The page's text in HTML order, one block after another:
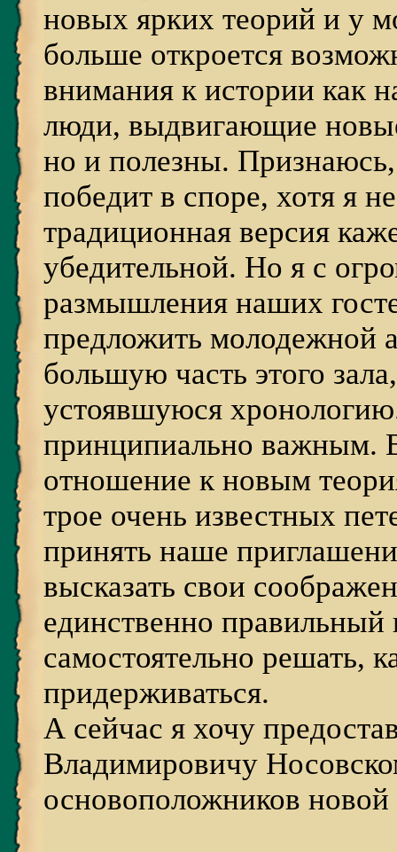
новых ярких теорий и у
больше откроется
внимания к истории как
люди, выдвигающие
но и полезны.
победит в споре, хотя я
традиционная версия
убедительной. Но я с
размышления наших
предложить молодежной
большую часть этого
устоявшуюся
принципиально важным.
отношение к новым
трое очень известных
принять наше
высказать свои
единственно
самостоятельно решать,
придерживаться.
А сейчас я хочу
Владимировичу
основоположников